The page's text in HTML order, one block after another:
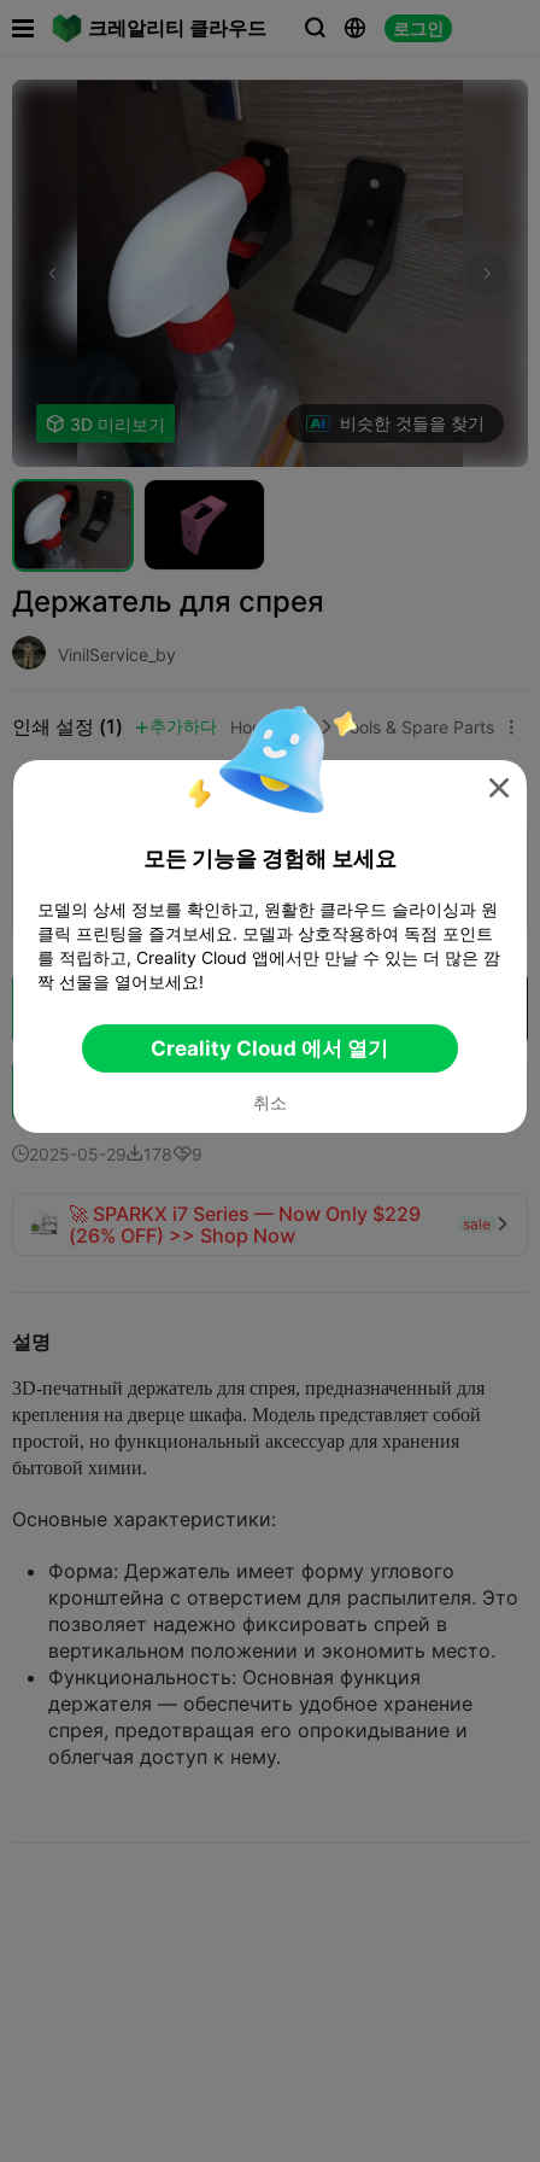
크레알리티 클라우드   로그인
 
 3D 미리보기 비슷한 것들을 찾기
Держатель для спрея
VinilService_by
인쇄 설정 (1)  추가하다 Household  Tools & Spare Parts 
K2 Plus K2 Pro
0.2mm layer, 2 walls, 15% infill
2025-05-291789
🚀 SPARKX i7 Series — Now Only $229
(26% OFF) >> Shop Now
sale 
설명
3D-печатный держатель для спрея, предназначенный для
крепления на дверце шкафа. Модель представляет собой
простой, но функциональный аксессуар для хранения
бытовой химии.
Основные характеристики:
Форма: Держатель имеет форму углового
кронштейна с отверстием для распылителя. Это
позволяет надежно фиксировать спрей в
вертикальном положении и экономить место.
Функциональность: Основная функция
держателя — обеспечить удобное хранение
спрея, предотвращая его опрокидывание и
облегчая доступ к нему.

모든 기능을 경험해 보세요
모델의 상세 정보를 확인하고, 원활한 클라우드 슬라이싱과 원
클릭 프린팅을 즐겨보세요. 모델과 상호작용하여 독점 포인트
를 적립하고, Creality Cloud 앱에서만 만날 수 있는 더 많은 깜
짝 선물을 열어보세요!
Creality Cloud 에서 열기
취소